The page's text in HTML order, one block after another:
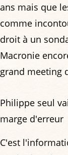
ans mais que
comme
droit à un
Macronie
grand meeting
Philippe seul
marge d'erreur
C'est